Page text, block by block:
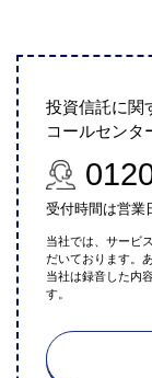
投資信託に関
コールセンタ
受付時間は営業
当社では、サービ
だいております。
当社は録音した内
す。